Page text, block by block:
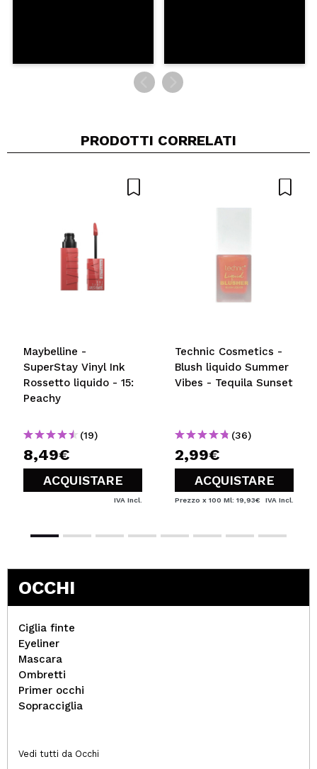
PRODOTTI CORRELATI
Maybelline -
SuperStay Vinyl Ink
Rossetto liquido - 15:
Peachy
(19)
8,49€
ACQUISTARE
IVA Incl.
Technic Cosmetics -
Blush liquido Summer
Vibes - Tequila Sunset
(36)
2,99€
ACQUISTARE
Prezzo x 100 Ml: 19,93€ IVA Incl.
OCCHI
Ciglia finte
Eyeliner
Mascara
Ombretti
Primer occhi
Sopracciglia
Vedi tutti da Occhi